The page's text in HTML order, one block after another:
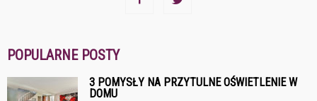
POPULARNE POSTY
3 POMYSŁY NA PRZYTULNE OŚWIETLENIE W
DOMU